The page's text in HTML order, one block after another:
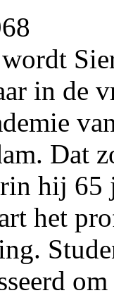
in de
Dat
hij 65
het